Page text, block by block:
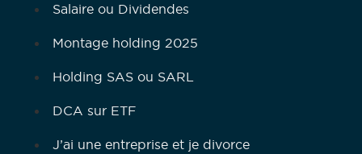
Salaire ou Dividendes
Montage holding 2025
Holding SAS ou SARL
DCA sur ETF
J’ai une entreprise et je divorce